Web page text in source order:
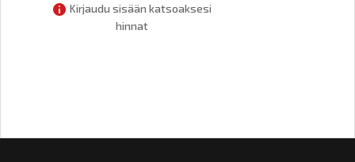
Kirjaudu sisään katsoaksesi
hinnat